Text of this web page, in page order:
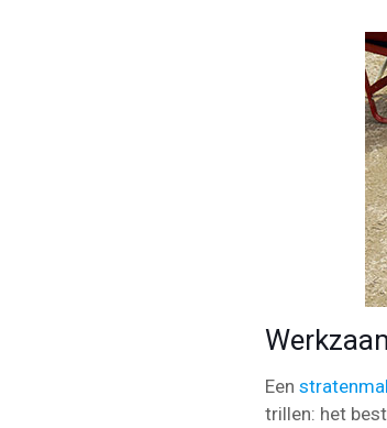
Een
trillen: het